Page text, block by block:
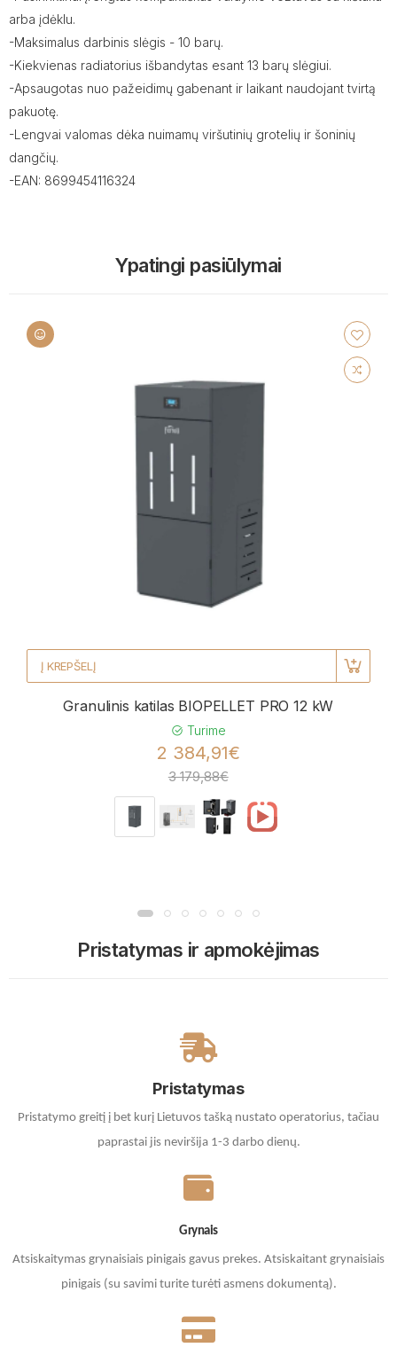
arba įdėklu.
-Maksimalus darbinis slėgis - 10 barų.
-Kiekvienas radiatorius išbandytas esant 13 barų slėgiui.
-Apsaugotas nuo pažeidimų gabenant ir laikant naudojant tvirtą
pakuotę.
-Lengvai valomas dėka nuimamų viršutinių grotelių ir šoninių
dangčių.
-EAN: 8699454116324
Ypatingi pasiūlymai
Į KREPŠELĮ
Granulinis katilas BIOPELLET PRO 12 kW
Turime
2 384,91€
3 179,88€
Pristatymas ir apmokėjimas
Pristatymas
Pristatymo greitį į bet kurį Lietuvos tašką nustato operatorius, tačiau
paprastai jis neviršija 1-3 darbo dienų.
Grynais
Atsiskaitymas grynaisiais pinigais gavus prekes. Atsiskaitant grynaisiais
pinigais (su savimi turite turėti asmens dokumentą).